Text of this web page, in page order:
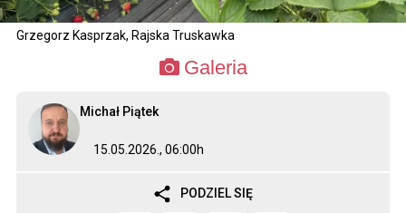
Grzegorz Kasprzak, Rajska Truskawka
Galeria
15.05.2026., 06:00h
Michał Piątek
PODZIEL SIĘ